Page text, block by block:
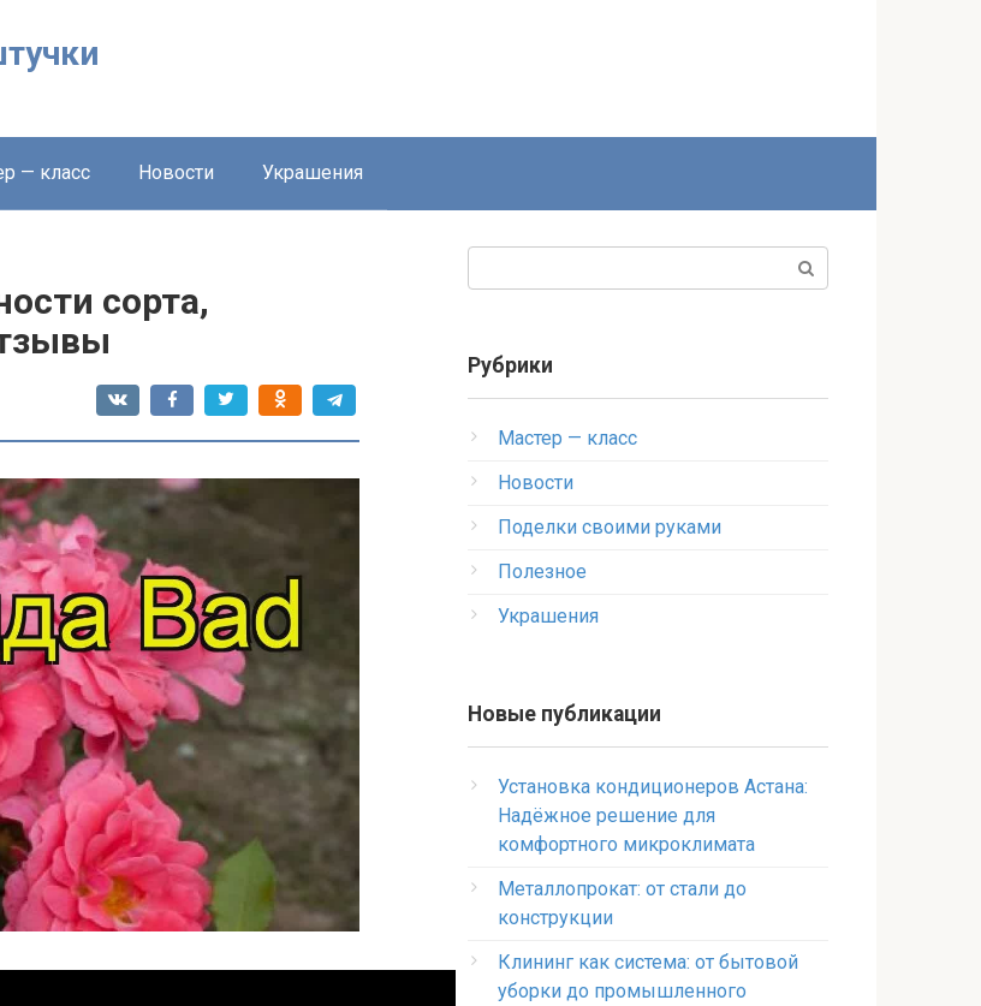
— класс Новости Украшения
сорта,
Рубрики
Мастер — класс
Новости
Поделки своими руками
Полезное
Украшения
Новые публикации
Установка кондиционеров Астана:
Надёжное решение для
комфортного микроклимата
Металлопрокат: от стали до
конструкции
Клининг как система: от бытовой
уборки до промышленного